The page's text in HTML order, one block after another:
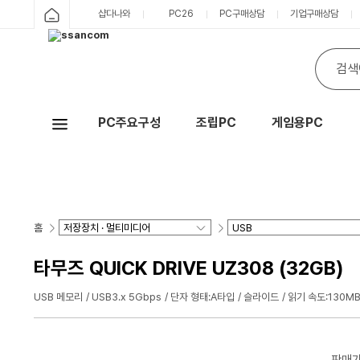
샵다나와 PC26 PC구매상담 기업구매상담
PC주요구성 조립PC 게임용PC
홈
타무즈 QUICK DRIVE UZ308 (32GB)
USB 메모리 USB3.x 5Gbps 단자 형태:A타입 슬라이드 읽기 속도:130MB